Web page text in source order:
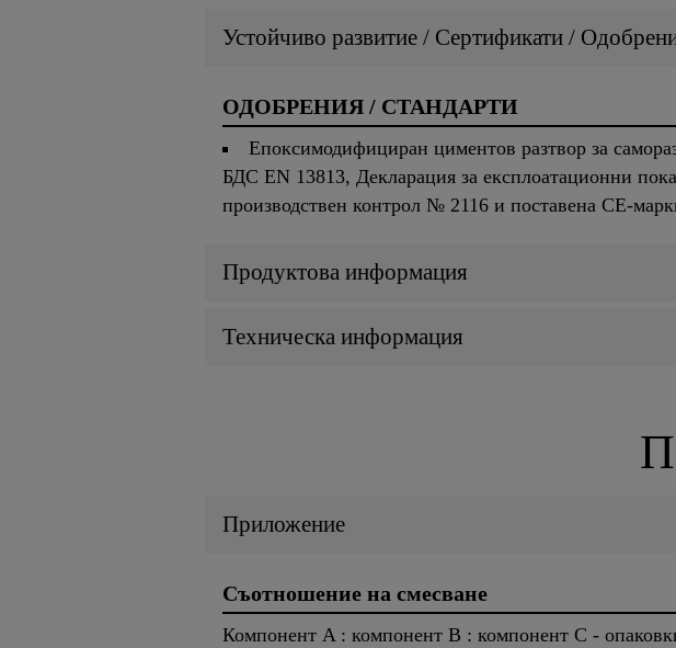
Устойчиво развитие / Сертификати /
ОДОБРЕНИЯ / СТАНДАРТИ
Епоксимодифициран циментов разтвор за
БДС EN 13813, Декларация за експлоатационни
производствен контрол № 2116 и поставена CE-
Продуктова информация
Техническа информация
Приложение
Съотношение на смесване
Компонент A : компонент B : компонент C -